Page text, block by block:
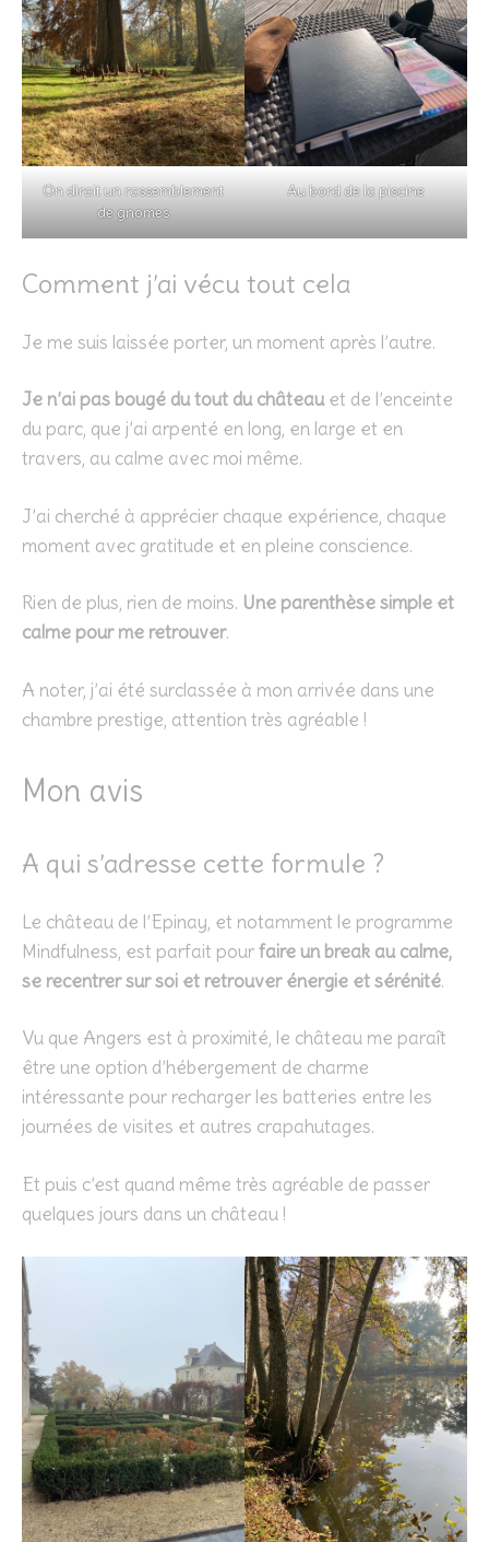
On dirait un rassemblement
de gnomes
Au bord de la piscine
Comment j’ai vécu tout cela
Je me suis laissée porter, un moment après l’autre.
Je n’ai pas bougé du tout du châteauet de l’enceinte
du parc, que j’ai arpenté en long, en large et en
travers, au calme avec moi même.
J’ai cherché à apprécier chaque expérience, chaque
moment avec gratitude et en pleine conscience.
Rien de plus, rien de moins. Une parenthèse simple et
calme pour me retrouver.
A noter, j’ai été surclassée à mon arrivée dans une
chambre prestige, attention très agréable !
Mon avis
A qui s’adresse cette formule ?
Le château de l’Epinay, et notamment le programme
Mindfulness, est parfait pourfaire un break au calme,
se recentrer sur soi et retrouver énergie et sérénité.
Vu que Angers est à proximité, le château me paraît
être une option d’hébergement de charme
intéressante pour recharger les batteries entre les
journées de visites et autres crapahutages.
Et puis c’est quand même très agréable de passer
quelques jours dans un château !